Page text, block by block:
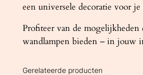
een universele decoratie voor je
Profiteer van de mogelijkheden
wandlampen bieden – in jouw
Gerelateerde producten